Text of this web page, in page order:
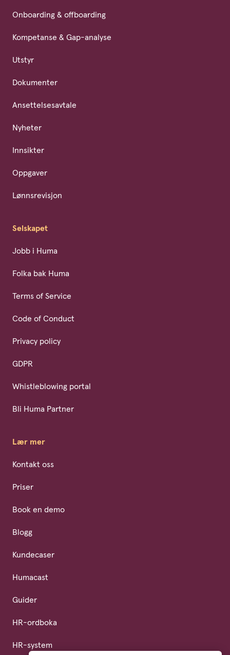
Onboarding & offboarding
Kompetanse & Gap-analyse
Utstyr
Dokumenter
Ansettelsesavtale
Nyheter
Innsikter
Oppgaver
Lønnsrevisjon
Selskapet
Jobb i Huma
Folka bak Huma
Terms of Service
Code of Conduct
Privacy policy
GDPR
Whistleblowing portal
Bli Huma Partner
Lær mer
Kontakt oss
Priser
Book en demo
Blogg
Kundecaser
Humacast
Guider
HR-ordboka
HR-system